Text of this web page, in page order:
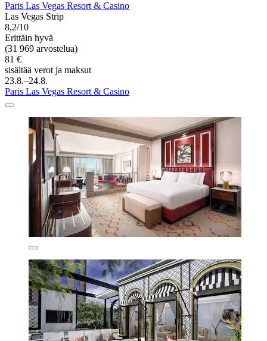
Paris Las Vegas Resort & Casino
Las Vegas Strip
8,2/10
Erittäin hyvä
(31 969 arvostelua)
81 €
sisältää verot ja maksut
23.8.–24.8.
Paris Las Vegas Resort & Casino